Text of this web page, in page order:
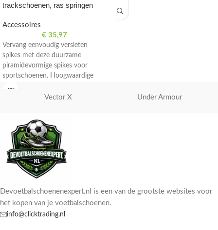
trackschoenen, ras springen
Accessoires
€ 35,97
Vervang eenvoudig versleten
spikes met deze duurzame
piramidevormige spikes voor
sportschoenen. Hoogwaardige
prestaties op het veld.
Vector X Under Armour
Devoetbalschoenenexpert.nl is een van de grootste websites voor
het kopen van je voetbalschoenen.
info@clicktrading.nl